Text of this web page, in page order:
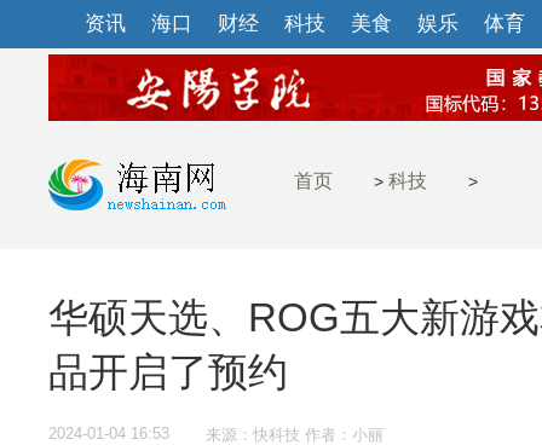
资讯 海口 财经 科技 美食 娱乐 体育
首页 > 科技 >
华硕天选、ROG五大新游
品开启了预约
2024-01-04 16:53 来源：快科技 作者：小丽